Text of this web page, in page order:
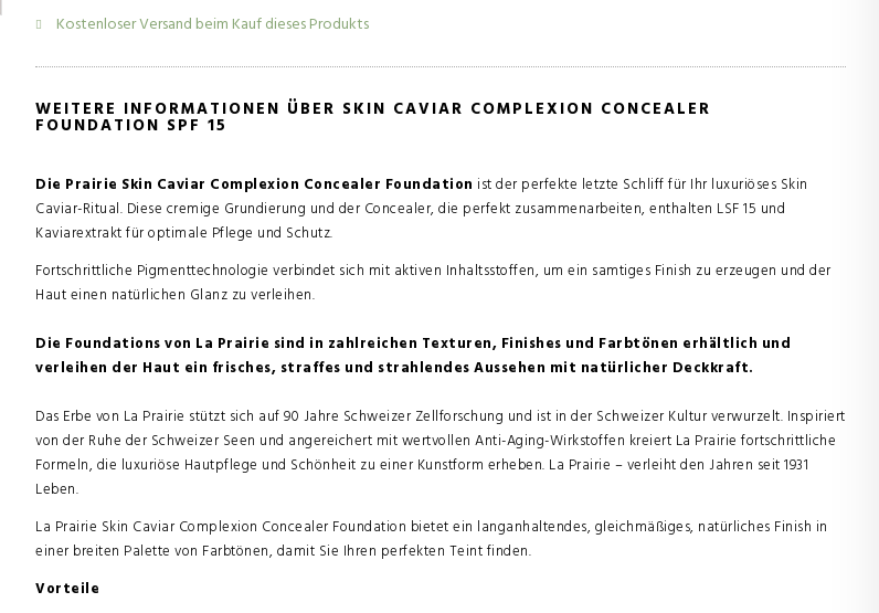
Kostenloser Versand beim Kauf dieses Produkts
WEITERE INFORMATIONEN ÜBER SKIN CAVIAR COMPLEXION CONCEALER
FOUNDATION SPF 15
Die Prairie Skin Caviar Complexion Concealer Foundation ist der perfekte letzte Schliff für Ihr luxuriöses Skin
Caviar-Ritual. Diese cremige Grundierung und der Concealer, die perfekt zusammenarbeiten, enthalten LSF 15 und
Kaviarextrakt für optimale Pflege und Schutz.
Fortschrittliche Pigmenttechnologie verbindet sich mit aktiven Inhaltsstoffen, um ein samtiges Finish zu erzeugen und der
Haut einen natürlichen Glanz zu verleihen.
Die Foundations von La Prairie sind in zahlreichen Texturen, Finishes und Farbtönen erhältlich und
verleihen der Haut ein frisches, straffes und strahlendes Aussehen mit natürlicher Deckkraft.
Das Erbe von La Prairie stützt sich auf 90 Jahre Schweizer Zellforschung und ist in der Schweizer Kultur verwurzelt. Inspiriert
von der Ruhe der Schweizer Seen und angereichert mit wertvollen Anti-Aging-Wirkstoffen kreiert La Prairie fortschrittliche
Formeln, die luxuriöse Hautpflege und Schönheit zu einer Kunstform erheben. La Prairie – verleiht den Jahren seit 1931
Leben.
La Prairie Skin Caviar Complexion Concealer Foundation bietet ein langanhaltendes, gleichmäßiges, natürliches Finish in
einer breiten Palette von Farbtönen, damit Sie Ihren perfekten Teint finden.
Vorteile